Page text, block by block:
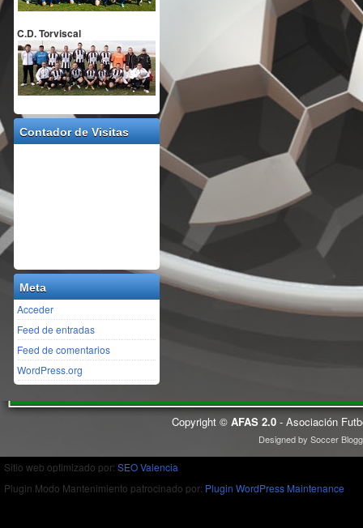
C.D. Torviscal
Contador de Visitas
Meta
Acceder
Feed de entradas
Feed de comentarios
WordPress.org
Copyright © AFAS 2.0 - Asociación
Designed bySoccer
Sitio web optimizado por: SEO Valencia
Plugin Modo Mantenimiento patrocinado por: Plugin WordPress Maintenance